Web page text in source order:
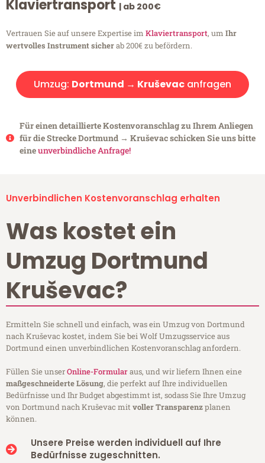
Klaviertransport | ab 200€
Vertrauen Sie auf unsere Expertise im Klaviertransport, um Ihr
wertvolles Instrument sicherab 200€ zu befördern.
Umzug: Dortmund → Kruševac anfragen
Für einen detaillierte Kostenvoranschlag zu Ihrem Anliegen
für die Strecke Dortmund → Kruševac schicken Sie uns bitte
eineunverbindliche Anfrage!
Unverbindlichen Kostenvoranschlag erhalten
Was kostet ein
Umzug Dortmund
Kruševac?
Ermitteln Sie schnell und einfach, was ein Umzug von Dortmund
nach Kruševac kostet, indem Sie bei Wolf Umzugsservice aus
Dortmund einen unverbindlichen Kostenvoranschlag anfordern.
Füllen Sie unserOnline-Formularaus, und wir liefern Ihnen eine
maßgeschneiderte Lösung, die perfekt auf Ihre individuellen
Bedürfnisse und Ihr Budget abgestimmt ist, sodass Sie Ihre Umzug
von Dortmund nach Kruševac mitvoller Transparenzplanen
können.
Unsere Preise werden individuell auf Ihre
Bedürfnisse zugeschnitten.